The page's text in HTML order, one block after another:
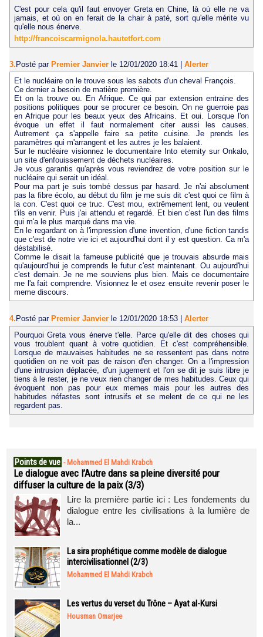
C'est pour cela qu'il faut envoyer Greta en Chine, là où elle ne va
jamais, et où on en ferait de la chair à paté, sort qu'elle mérite vu
qu'elle nous énerve.
http://francoiscarmignola.hautetfort.com
3. Posté par Premier Janvier le 12/01/2020 18:41
Alerter
Et le nucléaire on le trouve sous les sabots d'un cheval François.
Ce dernier a besoin de matière première.
Et on la trouve ou. En Afrique. Ce qui par extension entraine des
positions politiques pour se procurer ce besoin. On ne guerroie pas
en Afrique pour les beaux yeux des Africains. Et oui. Lorsque l'on
évoque un effet il faut normalement citer aussi les causes.
Autrement ça s'appelle faire sa petite cuisine. Je prends les
paramètres qui m'arrangent et les autres je les balaient.
Sur le nucléaire visionnez le documentaire Into eternity sur Onkalo,
un site d'enfouissement de déchets nucléaires.
Je vous garantis qu'après vous reviendrez de votre position sur le
nucléaire qui serait un idéal.
Pour ma part je suis tombé dessus par hasard. Je n'ai absolument
pas la fibre écolo, au début du film je me suis dit c'est quoi ce film à
la con. C'est quoi ce truc. C'est mou, extrêmement lent, ou veulent
t'ils en venir. Puis j'ai attendu et regardé. Et bien c'est l'un des films
qui m'a le plus marqué dans ma vie.
En le regardant on à l'impression d'une invention, d'une fiction tandis
que c'est de notre vie ici et aujourd'hui dont il y est question. Ca m'a
déstabilisé.
Comme le disait la fameuse publicité que je trouvais absurde mais
qu'aujourd'hui je comprends le futur c'est maintenant. Ou aujourd'hui
c'est demain. Je ne me souviens plus bien. Mais ce documentaire
me l'a fait comprendre. Visionnez le et osez ensuite revenir poser le
meme discours.
4. Posté par Premier Janvier le 12/01/2020 18:53
Alerter
Pourquoi Greta vous énerve t'elle. Parce qu'elle dit des choses qui
vous troublent quant à votre quotidien. Et c'est compréhensible.
Lorsque de mauvaises habitudes ne se ressentent pas dans notre
quotidien on ne voit pas de raison d'en changer. On a l'impression
d'une intrusion déplacée, d'un jugement et l'on se dit je suis libre je
tiens à le rester, je ne veux rien changer de mes habitudes. Ceux qui
évoquent non pas pour eux memes mais pour les autres des
habitudes néfastes sont intrusifs et se melent de ce qui ne les
regardent pas.
Points de vue - Mohammed El Mahdi Krabch
Le dialogue avec l’Autre dans sa pleine diversité pour
diffuser la culture de la paix (3/3)
Lire la première partie ici : Les fondements du
dialogue entre les civilisations à la lumière de
la...
La sira prophétique comme modèle de dialogue
intercivilisationnel (2/3)
Mohammed El Mahdi Krabch
Les vertus du verset du Trône – Ayat al-Kursi
Housman Omarjee